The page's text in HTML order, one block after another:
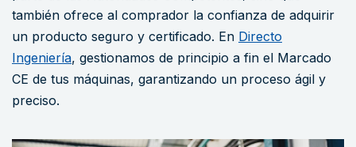
también ofrece al comprador la confianza de adquirir
un producto seguro y certificado. En Directo
Ingeniería, gestionamos de principio a fin el Marcado
CE de tus máquinas, garantizando un proceso ágil y
preciso.